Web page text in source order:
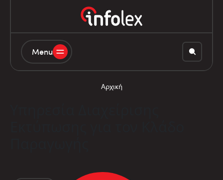
Menu
Αρχική